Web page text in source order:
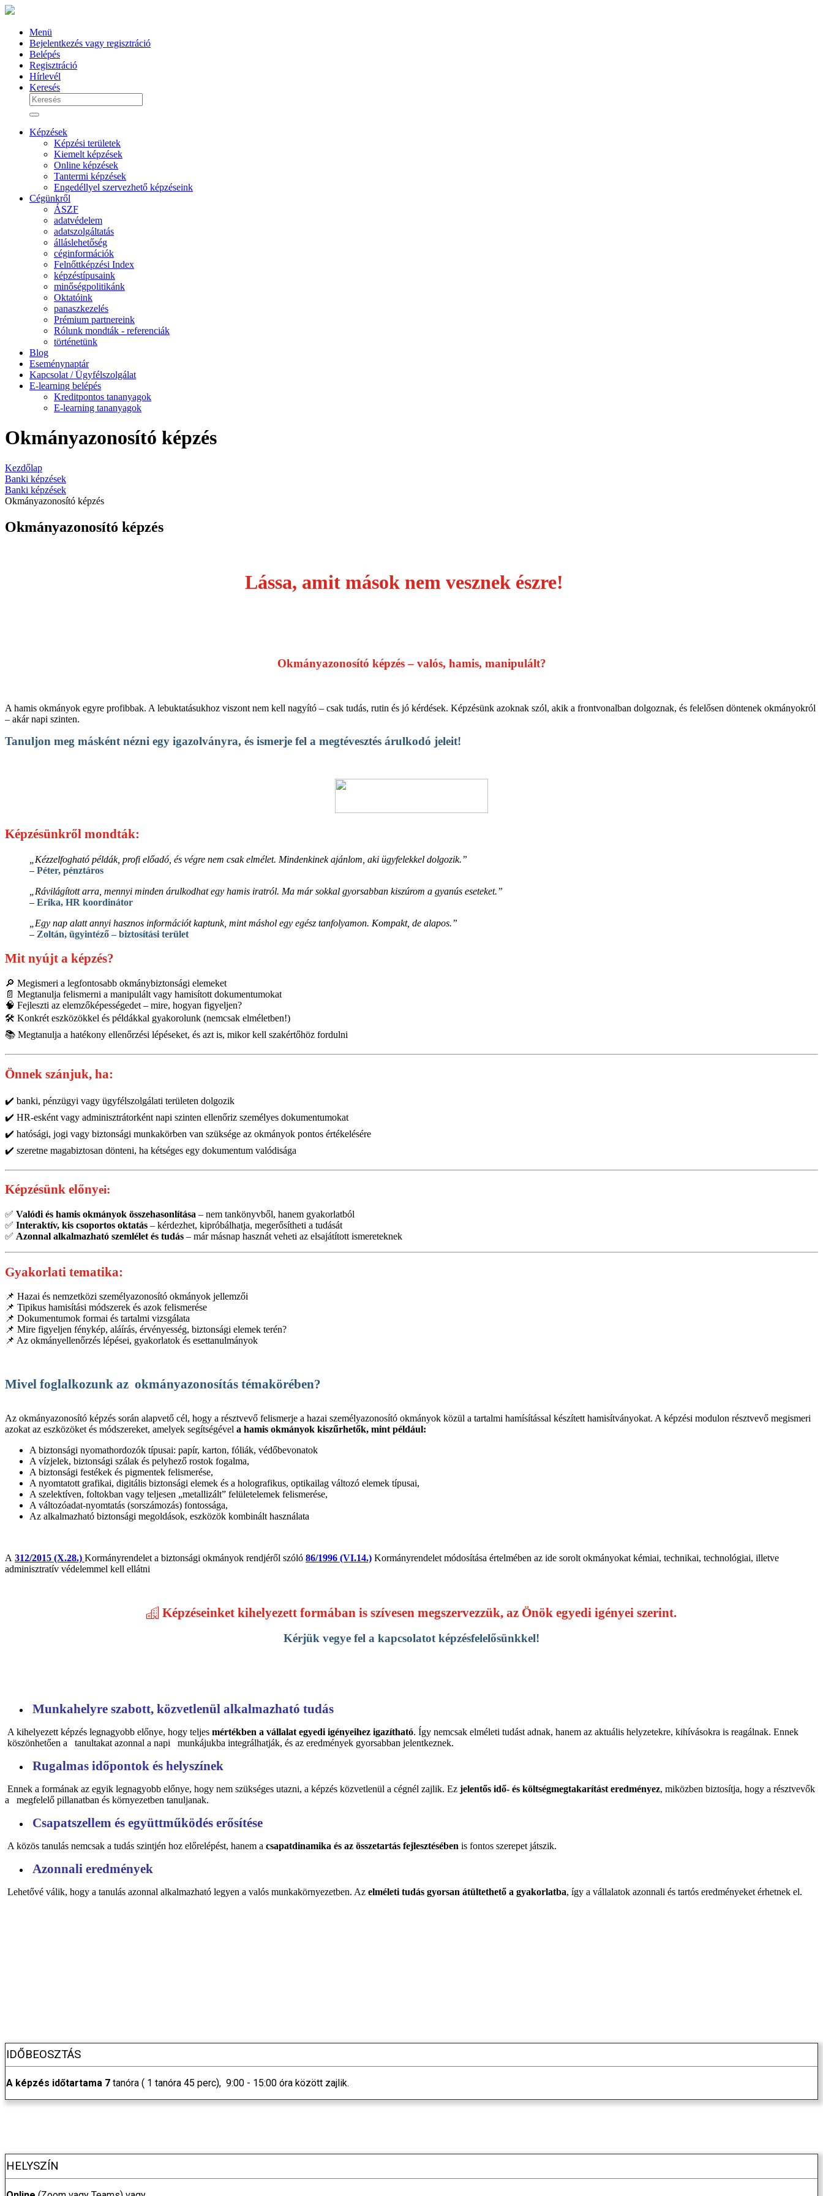
Menü
Bejelentkezés vagy regisztráció
Belépés
Regisztráció
Hírlevél
Keresés
Képzések
Képzési területek
Kiemelt képzések
Online képzések
Tantermi képzések
Engedéllyel szervezhető képzéseink
Cégünkről
ÁSZF
adatvédelem
adatszolgáltatás
álláslehetőség
céginformációk
Felnőttképzési Index
képzéstípusaink
minőségpolitikánk
Oktatóink
panaszkezelés
Prémium partnereink
Rólunk mondták - referenciák
történetünk
Blog
Eseménynaptár
Kapcsolat / Ügyfélszolgálat
E-learning belépés
Kreditpontos tananyagok
E-learning tananyagok
Okmányazonosító képzés
Kezdőlap
Banki képzések
Banki képzések
Okmányazonosító képzés
Okmányazonosító képzés
Lássa, amit mások nem vesznek észre!
Okmányazonosító képzés – valós, hamis, manipulált?
A hamis okmányok egyre profibbak. A lebuktatásukhoz viszont nem kell nagyító – csak tudás, rutin és jó kérdések. Képzésünk azoknak szól, akik a frontvonalban dolgoznak, és felelősen döntenek okmányokról
– akár napi szinten.
Tanuljon meg másként nézni egy igazolványra, és ismerje fel a megtévesztés árulkodó jeleit!
Képzésünkről mondták:
„Kézzelfogható példák, profi előadó, és végre nem csak elmélet. Mindenkinek ajánlom, aki ügyfelekkel dolgozik.”
– Péter, pénztáros
„Rávilágított arra, mennyi minden árulkodhat egy hamis iratról. Ma már sokkal gyorsabban kiszúrom a gyanús eseteket.”
– Erika, HR koordinátor
„Egy nap alatt annyi hasznos információt kaptunk, mint máshol egy egész tanfolyamon. Kompakt, de alapos.”
– Zoltán, ügyintéző – biztosítási terület
Mit nyújt a képzés?
🔎 Megismeri a legfontosabb okmánybiztonsági elemeket
📄 Megtanulja felismerni a manipulált vagy hamisított dokumentumokat
🧠 Fejleszti az elemzőképességedet – mire, hogyan figyeljen?
🛠 Konkrét eszközökkel és példákkal gyakorolunk (nemcsak elméletben!)
📚 Megtanulja a hatékony ellenőrzési lépéseket, és azt is, mikor kell szakértőhöz fordulni
Önnek szánjuk, ha:
✔️ banki, pénzügyi vagy ügyfélszolgálati területen dolgozik
✔️ HR-esként vagy adminisztrátorként napi szinten ellenőriz személyes dokumentumokat
✔️ hatósági, jogi vagy biztonsági munkakörben van szüksége az okmányok pontos értékelésére
✔️ szeretne magabiztosan dönteni, ha kétséges egy dokumentum valódisága
Képzésünk előnyei:
✅ Valódi és hamis okmányok összehasonlítása – nem tankönyvből, hanem gyakorlatból
✅ Interaktív, kis csoportos oktatás – kérdezhet, kipróbálhatja, megerősítheti a tudását
✅ Azonnal alkalmazható szemlélet és tudás – már másnap hasznát veheti az elsajátított ismereteknek
Gyakorlati tematika:
📌 Hazai és nemzetközi személyazonosító okmányok jellemzői
📌 Tipikus hamisítási módszerek és azok felismerése
📌 Dokumentumok formai és tartalmi vizsgálata
📌 Mire figyeljen fénykép, aláírás, érvényesség, biztonsági elemek terén?
📌 Az okmányellenőrzés lépései, gyakorlatok és esettanulmányok
Mivel foglalkozunk az okmányazonosítás témakörében?
Az okmányazonosító képzés során alapvető cél, hogy a résztvevő felismerje a hazai személyazonosító okmányok közül a tartalmi hamísítással készített hamisítványokat. A képzési modulon résztvevő megismeri
azokat az eszközöket és módszereket, amelyek segítségével a hamis okmányok kiszűrhetők, mint például:
A biztonsági nyomathordozók típusai: papír, karton, fóliák, védőbevonatok
A vízjelek, biztonsági szálak és pelyhező rostok fogalma,
A biztonsági festékek és pigmentek felismerése,
A nyomtatott grafikai, digitális biztonsági elemek és a holografikus, optikailag változó elemek típusai,
A szelektíven, foltokban vagy teljesen „metallizált” felületelemek felismerése,
A változóadat-nyomtatás (sorszámozás) fontossága,
Az alkalmazható biztonsági megoldások, eszközök kombinált használata
A 312/2015 (X.28.) Kormányrendelet a biztonsági okmányok rendjéről szóló 86/1996 (VI.14.) Kormányrendelet módosítása értelmében az ide sorolt okmányokat kémiai, technikai, technológiai, illetve
adminisztratív védelemmel kell ellátni
Képzéseinket kihelyezett formában is szívesen megszervezzük, az Önök egyedi igényei szerint.
Kérjük vegye fel a kapcsolatot képzésfelelősünkkel!
Munkahelyre szabott, közvetlenül alkalmazható tudás
A kihelyezett képzés legnagyobb előnye, hogy teljes mértékben a vállalat egyedi igényeihez igazítható. Így nemcsak elméleti tudást adnak, hanem az aktuális helyzetekre, kihívásokra is reagálnak. Ennek
köszönhetően a tanultakat azonnal a napi munkájukba integrálhatják, és az eredmények gyorsabban jelentkeznek.
Rugalmas időpontok és helyszínek
Ennek a formának az egyik legnagyobb előnye, hogy nem szükséges utazni, a képzés közvetlenül a cégnél zajlik. Ez jelentős idő- és költségmegtakarítást eredményez, miközben biztosítja, hogy a résztvevők
a megfelelő pillanatban és környezetben tanuljanak.
Csapatszellem és együttműködés erősítése
A közös tanulás nemcsak a tudás szintjén hoz előrelépést, hanem a csapatdinamika és az összetartás fejlesztésében is fontos szerepet játszik.
Azonnali eredmények
Lehetővé válik, hogy a tanulás azonnal alkalmazható legyen a valós munkakörnyezetben. Az elméleti tudás gyorsan átültethető a gyakorlatba, így a vállalatok azonnali és tartós eredményeket érhetnek el.
IDŐBEOSZTÁS
A képzés időtartama 7 tanóra ( 1 tanóra 45 perc), 9:00 - 15:00 óra között zajlik.
HELYSZÍN